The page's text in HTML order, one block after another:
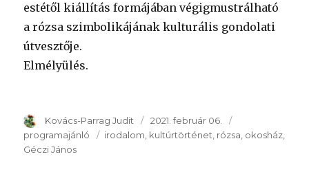
estétől kiállítás formájában végigmustrálható
a rózsa szimbolikájának kulturális gondolati
útvesztője.
Elmélyülés.
Szerző
Kovács-Parrag Judit Publikálva
2021. február 06.
programajánló
Kulcsszavak
irodalom kultúrtörténet rózsa okosház
Géczi János